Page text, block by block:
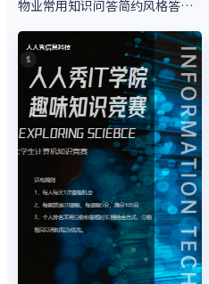
物业常用知识问答简约风格答题活动